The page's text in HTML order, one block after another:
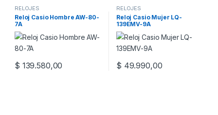
RELOJES
Reloj Casio Hombre AW-80-
7A
$ 139.580,00
RELOJES
Reloj Casio Mujer LQ-
139EMV-9A
$ 49.990,00